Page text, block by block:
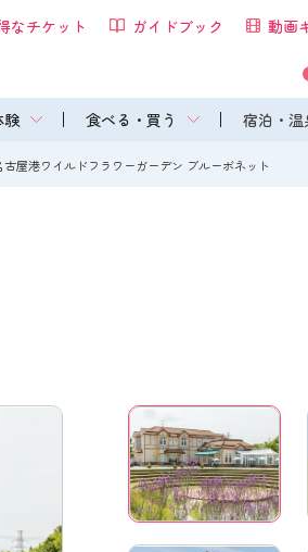
験 食べる・買う 宿泊・温
なチケット ガイドブック 動画
古屋港ワイルドフラワーガーデン ブルーボネット